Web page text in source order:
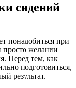
сидений
понадобиться при
просто желании
Перед тем, как
подготовиться,
результат.